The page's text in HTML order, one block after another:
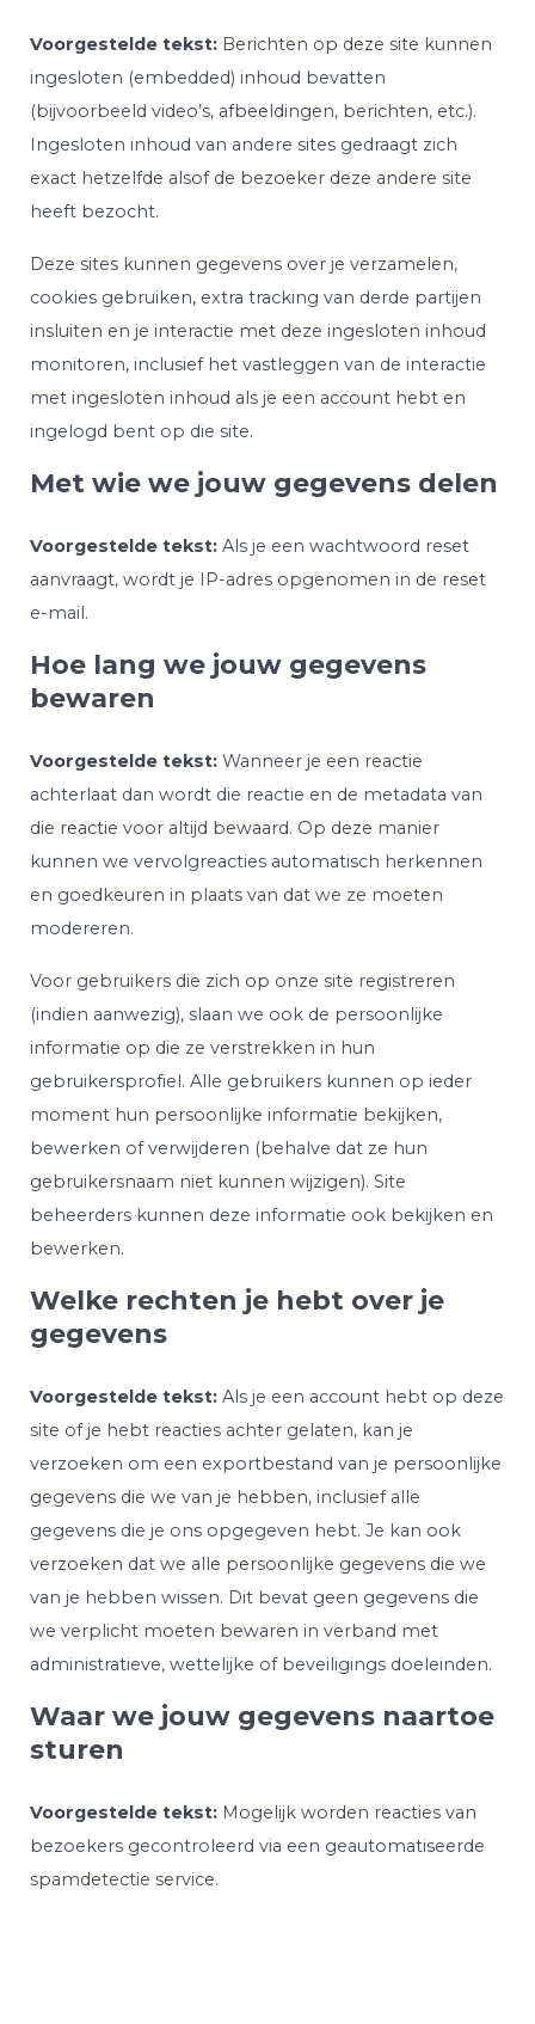
Voorgestelde tekst: Berichten op deze site kunnen
ingesloten (embedded) inhoud bevatten
(bijvoorbeeld video’s, afbeeldingen, berichten, etc.).
Ingesloten inhoud van andere sites gedraagt zich
exact hetzelfde alsof de bezoeker deze andere site
heeft bezocht.
Deze sites kunnen gegevens over je verzamelen,
cookies gebruiken, extra tracking van derde partijen
insluiten en je interactie met deze ingesloten inhoud
monitoren, inclusief het vastleggen van de interactie
met ingesloten inhoud als je een account hebt en
ingelogd bent op die site.
Met wie we jouw gegevens delen
Voorgestelde tekst: Als je een wachtwoord reset
aanvraagt, wordt je IP-adres opgenomen in de reset
e-mail.
Hoe lang we jouw gegevens
bewaren
Voorgestelde tekst: Wanneer je een reactie
achterlaat dan wordt die reactie en de metadata van
die reactie voor altijd bewaard. Op deze manier
kunnen we vervolgreacties automatisch herkennen
en goedkeuren in plaats van dat we ze moeten
modereren.
Voor gebruikers die zich op onze site registreren
(indien aanwezig), slaan we ook de persoonlijke
informatie op die ze verstrekken in hun
gebruikersprofiel. Alle gebruikers kunnen op ieder
moment hun persoonlijke informatie bekijken,
bewerken of verwijderen (behalve dat ze hun
gebruikersnaam niet kunnen wijzigen). Site
beheerders kunnen deze informatie ook bekijken en
bewerken.
Welke rechten je hebt over je
gegevens
Voorgestelde tekst: Als je een account hebt op deze
site of je hebt reacties achter gelaten, kan je
verzoeken om een exportbestand van je persoonlijke
gegevens die we van je hebben, inclusief alle
gegevens die je ons opgegeven hebt. Je kan ook
verzoeken dat we alle persoonlijke gegevens die we
van je hebben wissen. Dit bevat geen gegevens die
we verplicht moeten bewaren in verband met
administratieve, wettelijke of beveiligings doeleinden.
Waar we jouw gegevens naartoe
sturen
Voorgestelde tekst: Mogelijk worden reacties van
bezoekers gecontroleerd via een geautomatiseerde
spamdetectie service.